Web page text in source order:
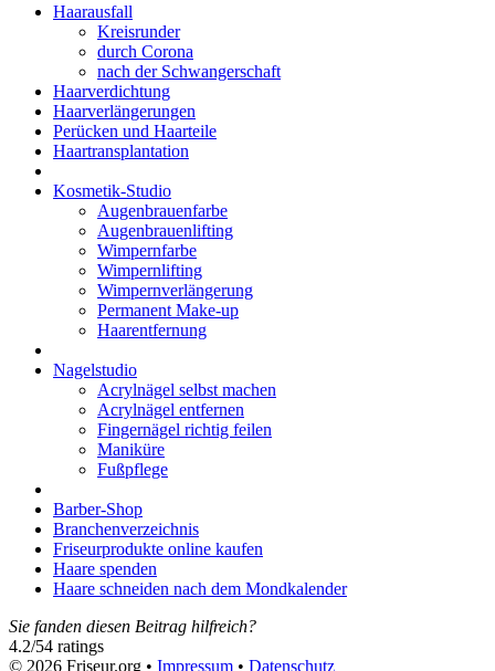
Haarausfall
Kreisrunder
durch Corona
nach der Schwangerschaft
Haarverdichtung
Haarverlängerungen
Perücken und Haarteile
Haartransplantation
Kosmetik-Studio
Augenbrauenfarbe
Augenbrauenlifting
Wimpernfarbe
Wimpernlifting
Wimpernverlängerung
Permanent Make-up
Haarentfernung
Nagelstudio
Acrylnägel selbst machen
Acrylnägel entfernen
Fingernägel richtig feilen
Maniküre
Fußpflege
Barber-Shop
Branchenverzeichnis
Friseurprodukte online kaufen
Haare spenden
Haare schneiden nach dem Mondkalender
Sie fanden diesen Beitrag hilfreich?
4.2/54 ratings
© 2026 Friseur.org • Impressum • Datenschutz